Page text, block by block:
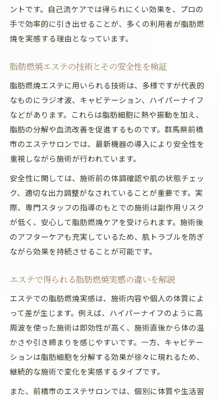
ントです。自己流ケアでは得られにくい効果を、プロの
手で効率的に引き出せることが、多くの利用者が脂肪燃
焼を実感する理由となっています。
脂肪燃焼エステの技術とその安全性を検証
脂肪燃焼エステに用いられる技術は、多様ですが代表的
なものにラジオ波、キャビテーション、ハイパーナイフ
などがあります。これらは脂肪細胞に熱や振動を加え、
脂肪の分解や血流改善を促進するものです。群馬県前橋
市のエステサロンでは、最新機器の導入により安全性を
重視しながら施術が行われています。
安全性に関しては、施術前の体調確認や肌の状態チェッ
ク、適切な出力調整がなされていることが重要です。実
際、専門スタッフの指導のもとでの施術は副作用リスク
が低く、安心して脂肪燃焼ケアを受けられます。施術後
のアフターケアも充実しているため、肌トラブルを防ぎ
ながら効果を持続させることが可能です。
エステで得られる脂肪燃焼実感の違いを解説
エステでの脂肪燃焼実感は、施術内容や個人の体質によ
って差が生じます。例えば、ハイパーナイフのように高
周波を使った施術は即効性が高く、施術直後から体の温
かさや引き締まりを感じやすいです。一方、キャビテー
ションは脂肪細胞を分解する効果が徐々に現れるため、
継続的な施術で変化を実感するタイプです。
また、前橋市のエステサロンでは、個別に体質や生活習